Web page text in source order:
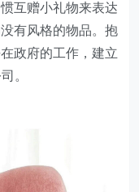
互赠小礼物来表达
有风格的物品。抱
政府的工作，建立
。